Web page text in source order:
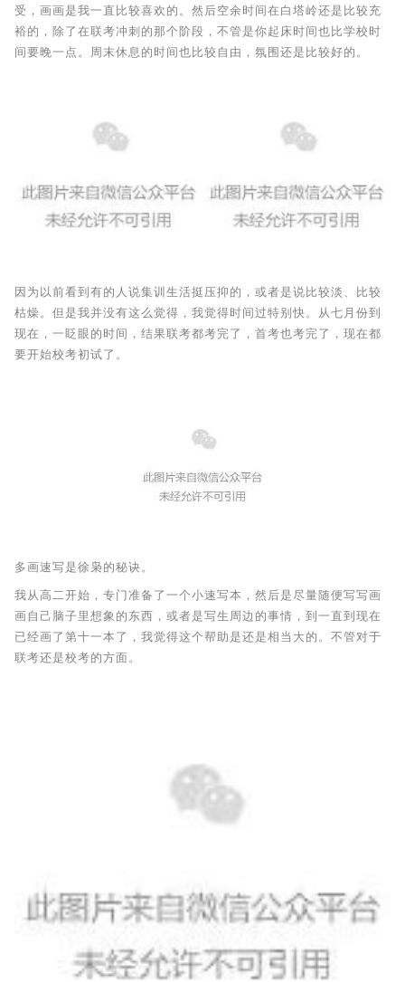
受，画画是我一直比较喜欢的。然后空余时间在白塔岭还是比较充
裕的，除了在联考冲刺的那个阶段，不管是你起床时间也比学校时
间要晚一点。周末休息的时间也比较自由，氛围还是比较好的。
因为以前看到有的人说集训生活挺压抑的，或者是说比较淡、比较
枯燥。但是我并没有这么觉得，我觉得时间过特别快。从七月份到
现在，一眨眼的时间，结果联考都考完了，首考也考完了，现在都
要开始校考初试了。
多画速写是徐枭的秘诀。
我从高二开始，专门准备了一个小速写本，然后是尽量随便写写画
画自己脑子里想象的东西，或者是写生周边的事情，到一直到现在
已经画了第十一本了，我觉得这个帮助是还是相当大的。不管对于
联考还是校考的方面。